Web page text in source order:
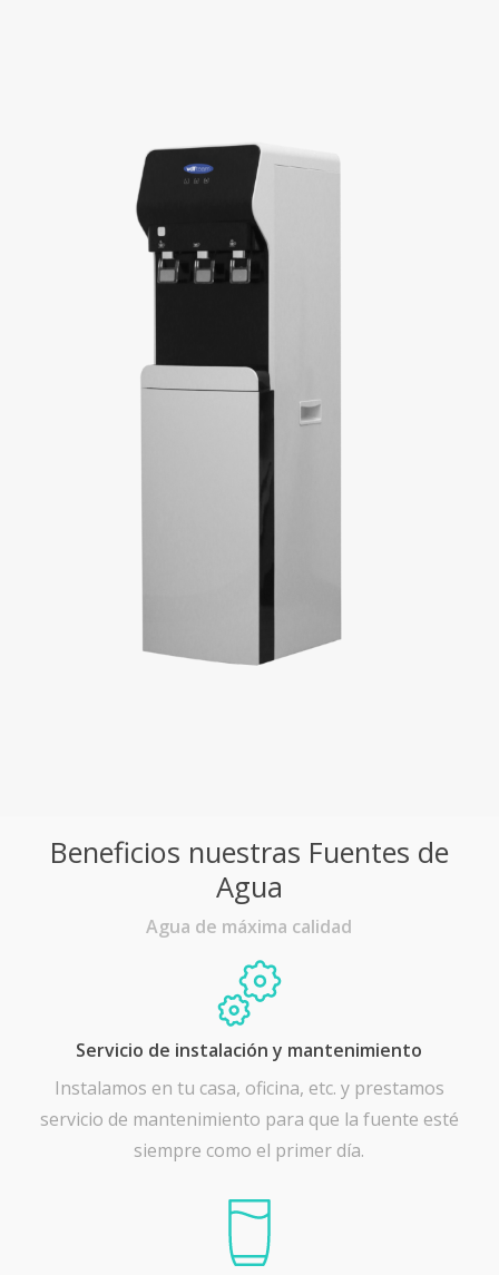
Beneficios nuestras Fuentes de
Agua
Agua de máxima calidad
Servicio de instalación y mantenimiento
Instalamos en tu casa, oficina, etc. y prestamos
servicio de mantenimiento para que la fuente esté
siempre como el primer día.